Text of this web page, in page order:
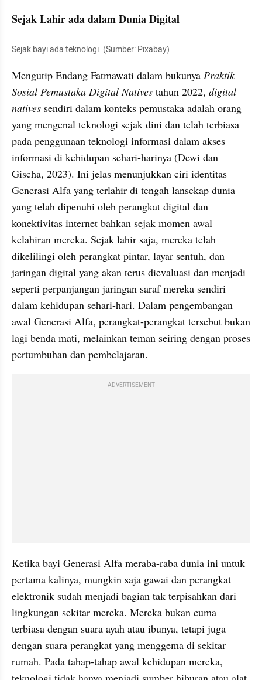
Sejak Lahir ada dalam Dunia Digital
Sejak bayi ada teknologi. (Sumber: Pixabay)
Mengutip Endang Fatmawati dalam bukunya Praktik
Sosial Pemustaka Digital Natives tahun 2022, digital
natives sendiri dalam konteks pemustaka adalah orang
yang mengenal teknologi sejak dini dan telah terbiasa
pada penggunaan teknologi informasi dalam akses
informasi di kehidupan sehari-harinya (Dewi dan
Gischa, 2023). Ini jelas menunjukkan ciri identitas
Generasi Alfa yang terlahir di tengah lansekap dunia
yang telah dipenuhi oleh perangkat digital dan
konektivitas internet bahkan sejak momen awal
kelahiran mereka. Sejak lahir saja, mereka telah
dikelilingi oleh perangkat pintar, layar sentuh, dan
jaringan digital yang akan terus dievaluasi dan menjadi
seperti perpanjangan jaringan saraf mereka sendiri
dalam kehidupan sehari-hari. Dalam pengembangan
awal Generasi Alfa, perangkat-perangkat tersebut bukan
lagi benda mati, melainkan teman seiring dengan proses
pertumbuhan dan pembelajaran.
ADVERTISEMENT
Ketika bayi Generasi Alfa meraba-raba dunia ini untuk
pertama kalinya, mungkin saja gawai dan perangkat
elektronik sudah menjadi bagian tak terpisahkan dari
lingkungan sekitar mereka. Mereka bukan cuma
terbiasa dengan suara ayah atau ibunya, tetapi juga
dengan suara perangkat yang menggema di sekitar
rumah. Pada tahap-tahap awal kehidupan mereka,